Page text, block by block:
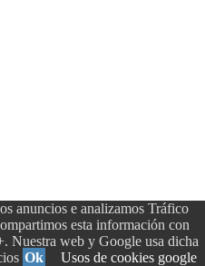
anuncios e analizamos Tráfico
esta información con
Nuestra web y Google usa dicha
Ok Usos de cookies google